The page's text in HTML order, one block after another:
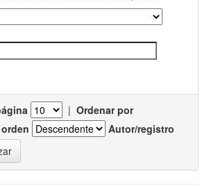
| Ordenar por
Autor/registro